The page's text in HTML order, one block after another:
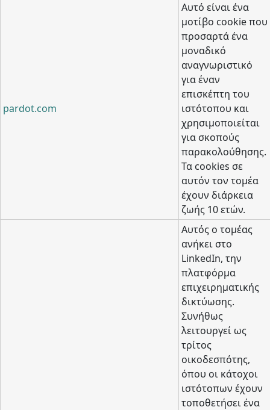
pardot.com
Αυτό είναι ένα
μοτίβο cookie που
προσαρτά ένα
μοναδικό
αναγνωριστικό
για έναν
επισκέπτη του
ιστότοπου και
χρησιμοποιείται
για σκοπούς
παρακολούθησης.
Τα cookies σε
αυτόν τον τομέα
έχουν διάρκεια
ζωής 10 ετών.
Αυτός ο τομέας
ανήκει στο
LinkedIn, την
πλατφόρμα
επιχειρηματικής
δικτύωσης.
Συνήθως
λειτουργεί ως
τρίτος
οικοδεσπότης,
όπου οι κάτοχοι
ιστότοπων έχουν
τοποθετήσει ένα